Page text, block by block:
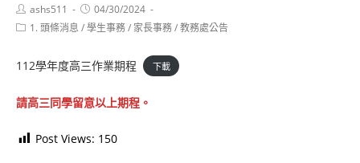
Post
author:
ashs511
Post
published:
04/30/2024
Post1. 頭條消息 /學生事務/ 家長事務/教務處公告
112學年度高三作業期程 下載
請高三同學留意以上期程。
Post Views: 150